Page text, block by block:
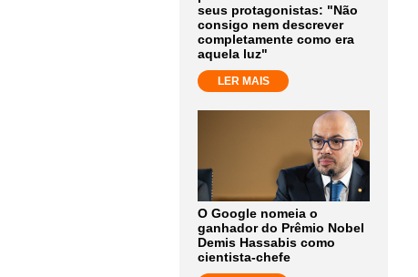
seus protagonistas: "Não
consigo nem descrever
completamente como era
aquela luz"
LER MAIS
O Google nomeia o
ganhador do Prêmio Nobel
Demis Hassabis como
cientista-chefe